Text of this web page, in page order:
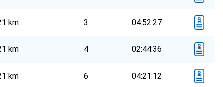
km 3 04:52:27
km 4 02:44:36
km 6 04:21:12